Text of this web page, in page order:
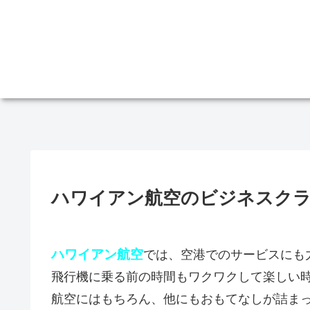
ハワイアン航空のビジネスク
ハワイアン航空では、空港でのサービスに
飛行機に乗る前の時間もワクワクして楽しい
航空にはもちろん、他にもおもてなしが詰ま